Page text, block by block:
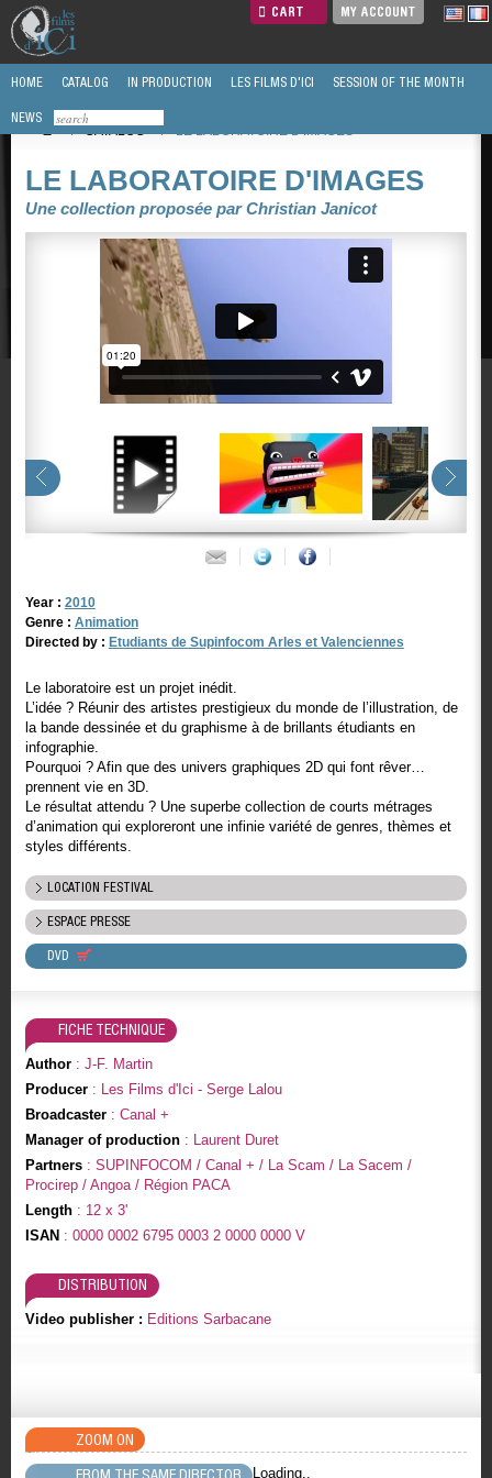
CART MY ACCOUNT
HOME CATALOG IN PRODUCTION LES FILMS D'ICI SESSION OF THE MONTH
NEWS
/
CATALOG / LE LABORATOIRE D'IMAGES
LE LABORATOIRE D'IMAGES
Une collection proposée par Christian Janicot
Year : 2010
Genre : Animation
Directed by : Etudiants de Supinfocom Arles et Valenciennes
Le laboratoire est un projet inédit.
L’idée ? Réunir des artistes prestigieux du monde de l’illustration, de
la bande dessinée et du graphisme à de brillants étudiants en
infographie.
Pourquoi ? Afin que des univers graphiques 2D qui font rêver…
prennent vie en 3D.
Le résultat attendu ? Une superbe collection de courts métrages
d’animation qui exploreront une infinie variété de genres, thèmes et
styles différents.
LOCATION FESTIVAL
ESPACE PRESSE
DVD
FICHE TECHNIQUE
Author: J-F. Martin
Producer: Les Films d'Ici - Serge Lalou
Broadcaster: Canal +
Manager of production: Laurent Duret
Partners: SUPINFOCOM / Canal + / La Scam / La Sacem /
Procirep / Angoa / Région PACA
Length: 12 x 3'
ISAN : 0000 0002 6795 0003 2 0000 0000 V
DISTRIBUTION
Video publisher : Editions Sarbacane
ZOOM ON
Loading..